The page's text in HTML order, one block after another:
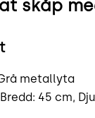
skåp
metallyta
45 cm,